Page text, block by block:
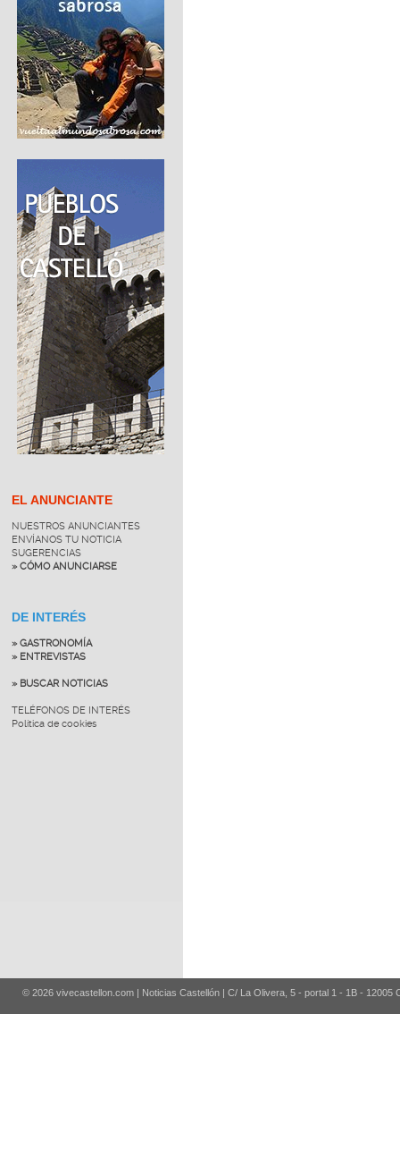
EL ANUNCIANTE
NUESTROS ANUNCIANTES
ENVÍANOS TU NOTICIA
SUGERENCIAS
» CÓMO ANUNCIARSE
DE INTERÉS
» GASTRONOMÍA
» ENTREVISTAS
» BUSCAR NOTICIAS
TELÉFONOS DE INTERÉS
Política de cookies
© 2026 vivecastellon.com | Noticias Castellón | C/ La Olivera, 5 - portal 1 - 1B - 12005